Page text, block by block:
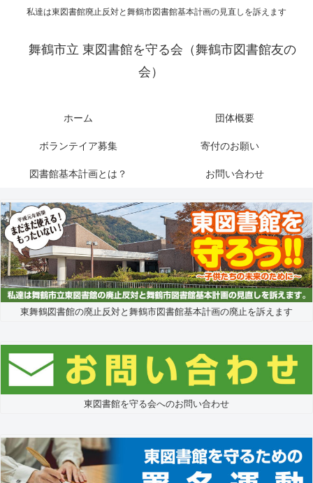
私達は東図書館廃止反対と舞鶴市図書館基本計画の見直しを訴えます
舞鶴市立 東図書館を守る会（舞鶴市図書館友の
会）
ホーム 団体概要
ボランテイア募集 寄付のお願い
図書館基本計画とは？ お問い合わせ
東舞鶴図書館の廃止反対と舞鶴市図書館基本計画の廃止を訴えます
東図書館を守る会へのお問い合わせ